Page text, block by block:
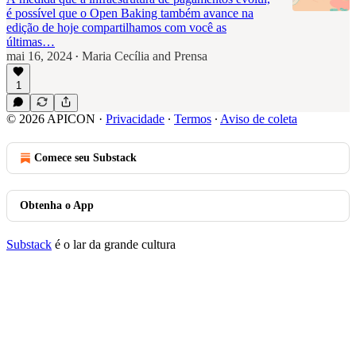
é possível que o Open Baking também avance na
edição de hoje compartilhamos com você as
últimas…
mai 16, 2024 • Maria Cecília and Prensa
1
© 2026 APICON · Privacidade ∙ Termos ∙ Aviso de coleta
Comece seu Substack
Obtenha o App
Substack é o lar da grande cultura